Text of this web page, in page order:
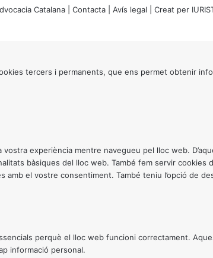
Catalana | Contacta Avís legal | Creat per
tercers i permanents, que ens permet obtenir
experiència mentre navegueu pel lloc web.
bàsiques del lloc web. També fem servir
amb el vostre consentiment. També teniu l’opció de
perquè el lloc web funcioni correctament.
informació personal.